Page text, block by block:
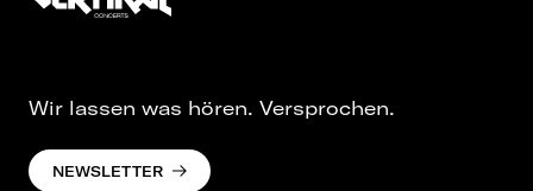
Wir lassen was hören. Versprochen.
NEWSLETTER